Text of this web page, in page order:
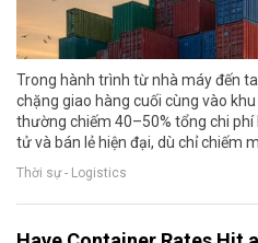
Trong hành trình từ nhà máy đến
chặng giao hàng cuối cùng vào
thường chiếm 40–50% tổng chi
tử và bán lẻ hiện đại, dù chỉ chiếm
Thời sự - Logistics